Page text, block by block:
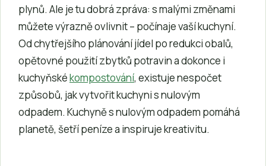
plynů. Ale je tu dobrá zpráva: s malými změnami
můžete výrazně ovlivnit – počínaje vaší kuchyní.
Od chytřejšího plánování jídel po redukci obalů,
opětovné použití zbytků potravin a dokonce i
kuchyňskékompostování, existuje nespočet
způsobů, jak vytvořit kuchyni s nulovým
odpadem. Kuchyně s nulovým odpadem pomáhá
planetě, šetří peníze a inspiruje kreativitu.